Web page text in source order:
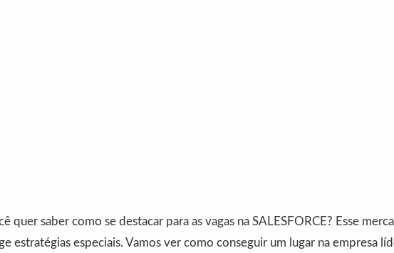
quer saber como se destacar para as vagas na SALESFORCE? Esse
estratégias especiais. Vamos ver como conseguir um lugar na empresa